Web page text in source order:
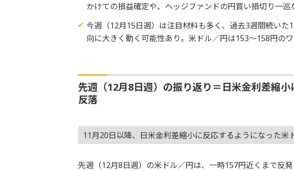
かけての損益確定や、ヘッジファンドの円買い損切り一巡
今週（12月15日週）は注目材料も多く、過去3週間続い
向に大きく動く可能性あり。米ドル／円は153～158円のワ
先週（12月8日週）の振り返り＝日米金利差縮
反落
11月20日以降、日米金利差縮小に反応するようになった米
先週（12月8日週）の米ドル／円は、一時157円近くまで反